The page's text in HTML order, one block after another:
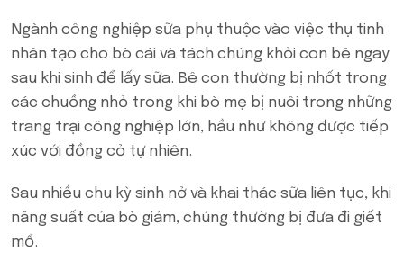
Ngành công nghiệp sữa phụ thuộc vào việc thụ tinh
nhân tạo cho bò cái và tách chúng khỏi con bê ngay
sau khi sinh để lấy sữa. Bê con thường bị nhốt trong
các chuồng nhỏ trong khi bò mẹ bị nuôi trong những
trang trại công nghiệp lớn, hầu như không được tiếp
xúc với đồng cỏ tự nhiên.
Sau nhiều chu kỳ sinh nở và khai thác sữa liên tục, khi
năng suất của bò giảm, chúng thường bị đưa đi giết
mổ.